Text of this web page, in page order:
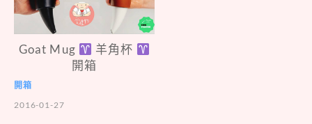
Goat Mug
羊角杯
開箱
開箱
2016-01-27